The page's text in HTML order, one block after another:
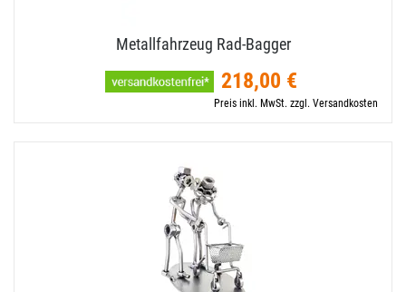
Metallfahrzeug Rad-​Bagger
218,00 €
Preis inkl. MwSt. zzgl. Versandkosten